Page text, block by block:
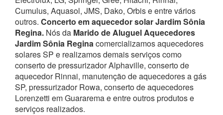
Cumulus, Aquasol, JMS, Dako, Orbis e entre vários
outros. Concerto em aquecedor solar Jardim Sônia
Regina. Nós da Marido de Aluguel Aquecedores
Jardim Sônia Reginacomercializamos aquecedores
solares SP e realizamos demais serviços como
conserto de pressurizador Alphaville, conserto de
aquecedor Rinnai, manutenção de aquecedores a gás
SP, pressurizador Rowa, conserto de aquecedores
Lorenzetti em Guararema e entre outros produtos e
serviços realizados.